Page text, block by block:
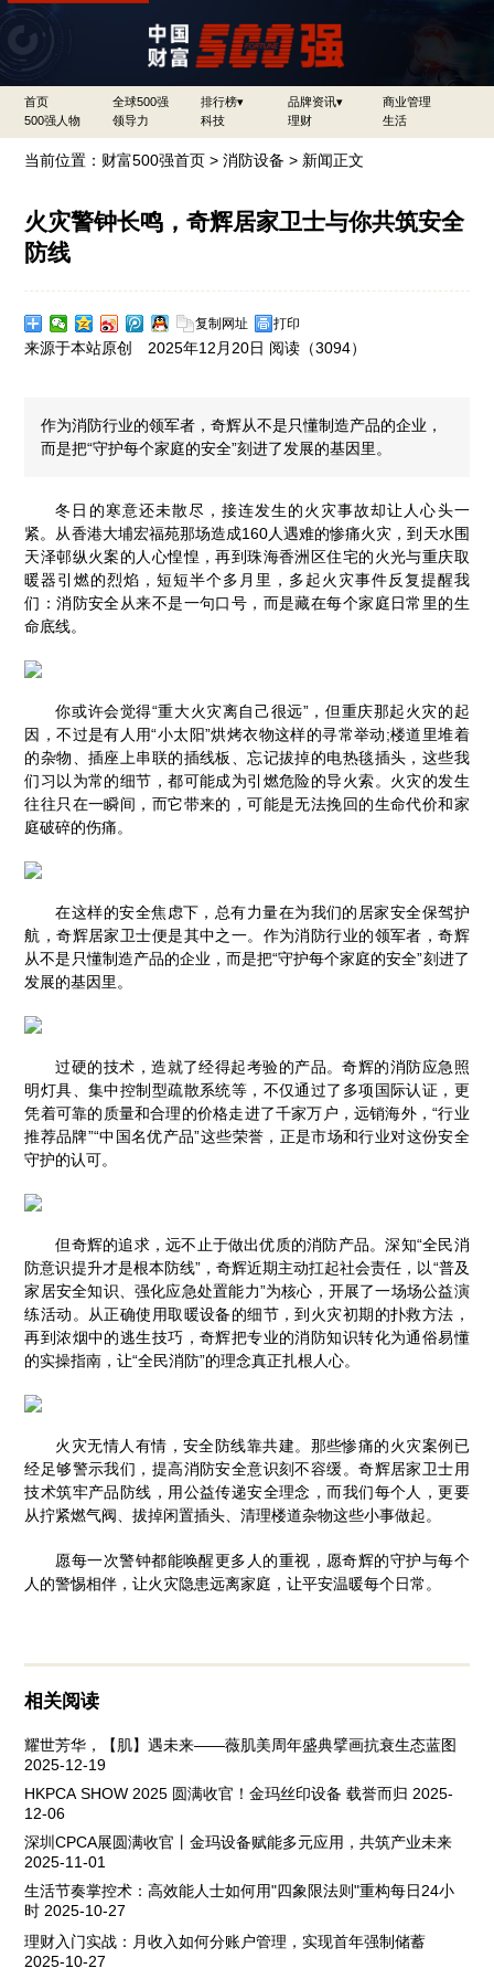
首页 全球500强 排行榜▾ 品牌资讯▾
商业管理
500强人物
领导力 科技 理财 生活
当前位置： 财富500强首页 >消防设备 > 新闻正文
火灾警钟长鸣，奇辉居家卫士与你共筑安全
防线
复制网址 打印
来源于本站原创 2025年12月20日 阅读（3094）
作为消防行业的领军者，奇辉从不是只懂制造产品的企业，
而是把“守护每个家庭的安全”刻进了发展的基因里。
冬日的寒意还未散尽，接连发生的火灾事故却让人心头一
紧。从香港大埔宏福苑那场造成160人遇难的惨痛火灾，到天水围
天泽邨纵火案的人心惶惶，再到珠海香洲区住宅的火光与重庆取
暖器引燃的烈焰，短短半个多月里，多起火灾事件反复提醒我
们：消防安全从来不是一句口号，而是藏在每个家庭日常里的生
命底线。
你或许会觉得“重大火灾离自己很远”，但重庆那起火灾的起
因，不过是有人用“小太阳”烘烤衣物这样的寻常举动;楼道里堆着
的杂物、插座上串联的插线板、忘记拔掉的电热毯插头，这些我
们习以为常的细节，都可能成为引燃危险的导火索。火灾的发生
往往只在一瞬间，而它带来的，可能是无法挽回的生命代价和家
庭破碎的伤痛。
在这样的安全焦虑下，总有力量在为我们的居家安全保驾护
航，奇辉居家卫士便是其中之一。作为消防行业的领军者，奇辉
从不是只懂制造产品的企业，而是把“守护每个家庭的安全”刻进了
发展的基因里。
过硬的技术，造就了经得起考验的产品。奇辉的消防应急照
明灯具、集中控制型疏散系统等，不仅通过了多项国际认证，更
凭着可靠的质量和合理的价格走进了千家万户，远销海外，“行业
推荐品牌”“中国名优产品”这些荣誉，正是市场和行业对这份安全
守护的认可。
但奇辉的追求，远不止于做出优质的消防产品。深知“全民消
防意识提升才是根本防线”，奇辉近期主动扛起社会责任，以“普及
家居安全知识、强化应急处置能力”为核心，开展了一场场公益演
练活动。从正确使用取暖设备的细节，到火灾初期的扑救方法，
再到浓烟中的逃生技巧，奇辉把专业的消防知识转化为通俗易懂
的实操指南，让“全民消防”的理念真正扎根人心。
火灾无情人有情，安全防线靠共建。那些惨痛的火灾案例已
经足够警示我们，提高消防安全意识刻不容缓。奇辉居家卫士用
技术筑牢产品防线，用公益传递安全理念，而我们每个人，更要
从拧紧燃气阀、拔掉闲置插头、清理楼道杂物这些小事做起。
愿每一次警钟都能唤醒更多人的重视，愿奇辉的守护与每个
人的警惕相伴，让火灾隐患远离家庭，让平安温暖每个日常。
相关阅读
耀世芳华，【肌】遇未来——薇肌美周年盛典擘画抗衰生态蓝图
2025-12-19
HKPCA SHOW 2025 圆满收官！金玛丝印设备 载誉而归 2025-
12-06
深圳CPCA展圆满收官丨金玛设备赋能多元应用，共筑产业未来
2025-11-01
生活节奏掌控术：高效能人士如何用"四象限法则"重构每日24小
时 2025-10-27
理财入门实战：月收入如何分账户管理，实现首年强制储蓄
2025-10-27